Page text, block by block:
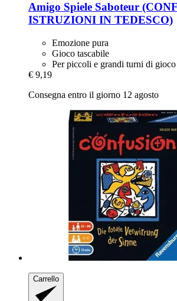
Amigo Spiele Saboteur
ISTRUZIONI IN TEDESCO)
Emozione pura
Gioco tascabile
Per piccoli e grandi turni di gioco
€ 9,19
Consegna entro il giorno 12 agosto
Carrello